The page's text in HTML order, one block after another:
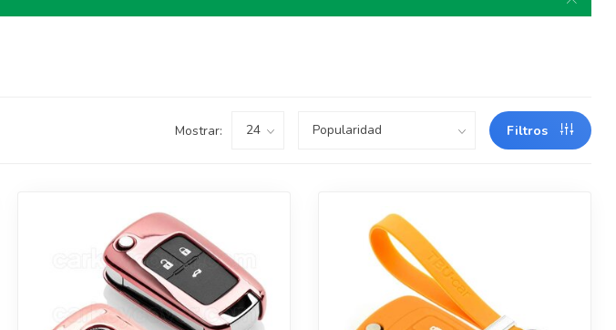
Mostrar: Filtros